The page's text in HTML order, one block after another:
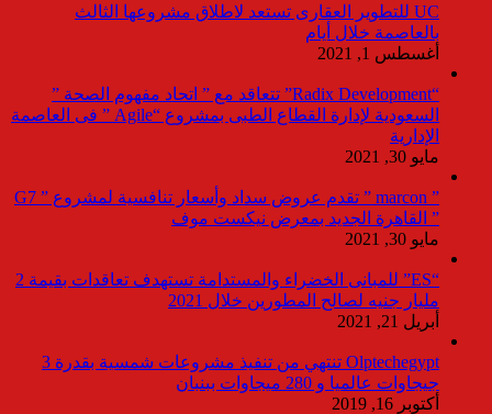
UC للتطوير العقارى تستعد لاطلاق مشروعها الثالث
بالعاصمة خلال أيام
أغسطس 1, 2021
“Radix Development” تتعاقد مع ” اتحاد مفهوم الصحة ”
السعودية لإدارة القطاع الطبى بمشروع “Agile ” فى العاصمة
الإدارية
مايو 30, 2021
” marcon ” تقدم عروض سداد وأسعار تنافسية لمشروع ” G7
” القاهرة الجديد بمعرض نيكست موف
مايو 30, 2021
“ES” للمبانى الخضراء والمستدامة تستهدف تعاقدات بقيمة 2
مليار جنيه لصالح المطورين خلال 2021
أبريل 21, 2021
Olptechegypt تنتهي من تنفيذ مشروعات شمسية بقدرة 3
جيجاوات عالميا و 280 ميجاوات ببنبان
أكتوبر 16, 2019